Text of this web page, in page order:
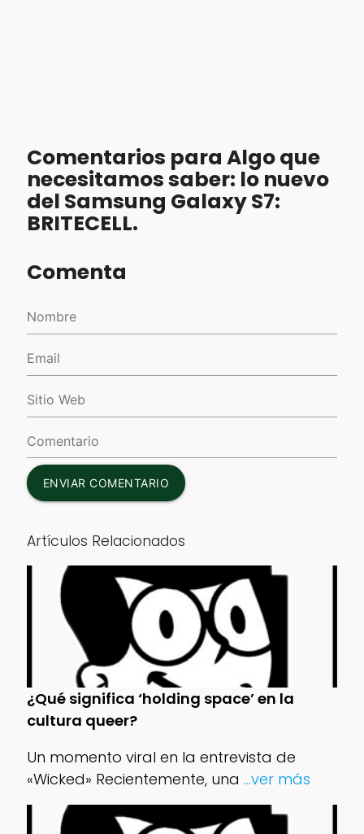
Comentarios para Algo que
necesitamos saber: lo nuevo
del Samsung Galaxy S7:
BRITECELL.
Comenta
ENVIAR COMENTARIO
Artículos Relacionados
¿Qué significa ‘holding space’ en la
cultura queer?
Un momento viral en la entrevista de
«Wicked» Recientemente, una ...ver más